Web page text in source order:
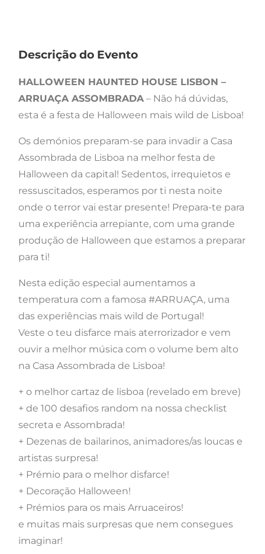
Descrição do Evento
HALLOWEEN HAUNTED HOUSE LISBON –
ARRUAÇA ASSOMBRADA– Não há dúvidas,
esta é a festa de Halloween mais wild de Lisboa!
Os demónios preparam-se para invadir a Casa
Assombrada de Lisboa na melhor festa de
Halloween da capital! Sedentos, irrequietos e
ressuscitados, esperamos por ti nesta noite
onde o terror vai estar presente! Prepara-te para
uma experiência arrepiante, com uma grande
produção de Halloween que estamos a preparar
para ti!
Nesta edição especial aumentamos a
temperatura com a famosa #ARRUAÇA, uma
das experiências mais wild de Portugal!
Veste o teu disfarce mais aterrorizador e vem
ouvir a melhor música com o volume bem alto
na Casa Assombrada de Lisboa!
+ o melhor cartaz de lisboa (revelado em breve)
+ de 100 desafios random na nossa checklist
secreta e Assombrada!
+ Dezenas de bailarinos, animadores/as loucas e
artistas surpresa!
+ Prémio para o melhor disfarce!
+ Decoração Halloween!
+ Prémios para os mais Arruaceiros!
e muitas mais surpresas que nem consegues
imaginar!